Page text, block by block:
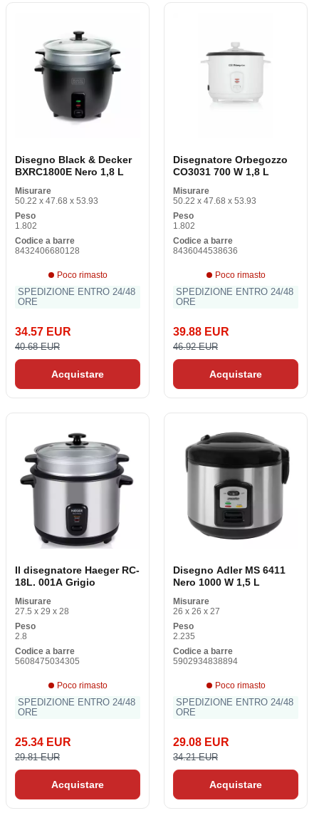
Disegno Black & Decker
BXRC1800E Nero 1,8 L
Misurare
50.22 x 47.68 x 53.93
Peso
1.802
Codice a barre
8432406680128
Poco rimasto
SPEDIZIONE ENTRO 24/48
ORE
34.57 EUR
40.68 EUR
Acquistare
Disegnatore Orbegozzo
CO3031 700 W 1,8 L
Misurare
50.22 x 47.68 x 53.93
Peso
1.802
Codice a barre
8436044538636
Poco rimasto
SPEDIZIONE ENTRO 24/48
ORE
39.88 EUR
46.92 EUR
Acquistare
Il disegnatore Haeger RC-
18L. 001A Grigio
Misurare
27.5 x 29 x 28
Peso
2.8
Codice a barre
5608475034305
Poco rimasto
SPEDIZIONE ENTRO 24/48
ORE
25.34 EUR
29.81 EUR
Acquistare
Disegno Adler MS 6411
Nero 1000 W 1,5 L
Misurare
26 x 26 x 27
Peso
2.235
Codice a barre
5902934838894
Poco rimasto
SPEDIZIONE ENTRO 24/48
ORE
29.08 EUR
34.21 EUR
Acquistare